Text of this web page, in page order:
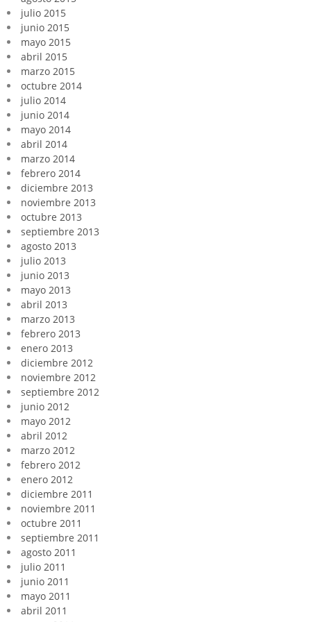
julio 2015
junio 2015
mayo 2015
abril 2015
marzo 2015
octubre 2014
julio 2014
junio 2014
mayo 2014
abril 2014
marzo 2014
febrero 2014
diciembre 2013
noviembre 2013
octubre 2013
septiembre 2013
agosto 2013
julio 2013
junio 2013
mayo 2013
abril 2013
marzo 2013
febrero 2013
enero 2013
diciembre 2012
noviembre 2012
septiembre 2012
junio 2012
mayo 2012
abril 2012
marzo 2012
febrero 2012
enero 2012
diciembre 2011
noviembre 2011
octubre 2011
septiembre 2011
agosto 2011
julio 2011
junio 2011
mayo 2011
abril 2011